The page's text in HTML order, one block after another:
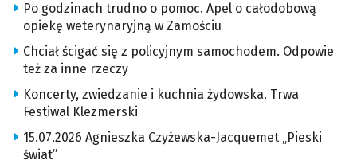
Po godzinach trudno o pomoc. Apel o całodobową
opiekę weterynaryjną w Zamościu
Chciał ścigać się z policyjnym samochodem. Odpowie
też za inne rzeczy
Koncerty, zwiedzanie i kuchnia żydowska. Trwa
Festiwal Klezmerski
15.07.2026 Agnieszka Czyżewska-Jacquemet „Pieski
świat”